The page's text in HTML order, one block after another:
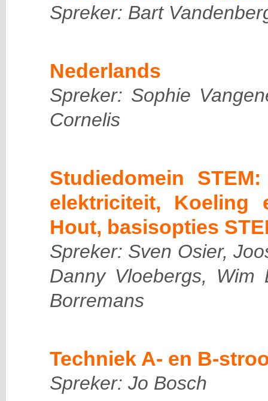
Spreker: Bart
Nederlands
Spreker: Sophie
Cornelis
Studiedomein
elektriciteit, Koeling
Hout, basisopties
Spreker: Sven Osier,
Danny Vloebergs,
Borremans
Techniek A- en B-
Spreker: Jo Bosch